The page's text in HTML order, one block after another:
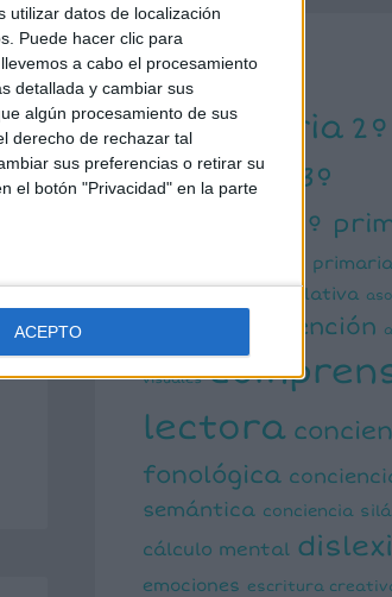
utilizar datos de localización
Puede hacer clic para
a cabo el procesamiento
detallada y cambiar sus
algún procesamiento de sus
derecho de rechazar tal
sus preferencias o retirar su
el botón "Privacidad" en la parte
ACEPTO
ETIQUETAS
1º primaria 2º
primaria
3º
4º
6º primaria
actividad manipulativa
atención
visuales
lectora
fonológica
semántica conciencia
cálculo mental
emociones escritura